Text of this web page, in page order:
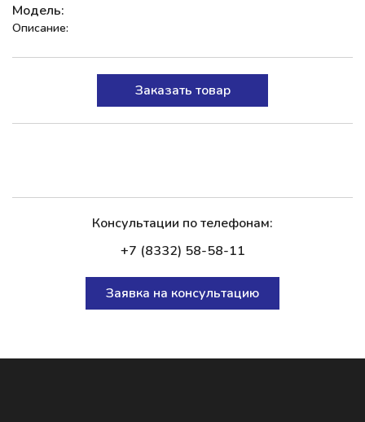
Модель:
Описание:
Заказать товар
Консультации по телефонам:
+7 (8332) 58-58-11
Заявка на консультацию